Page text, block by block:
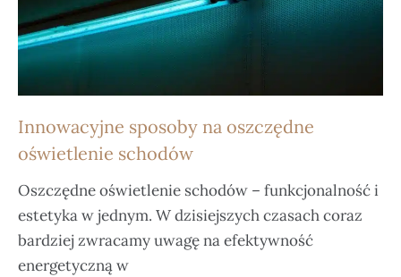
Innowacyjne sposoby na oszczędne
oświetlenie schodów
Oszczędne oświetlenie schodów – funkcjonalność i
estetyka w jednym. W dzisiejszych czasach coraz
bardziej zwracamy uwagę na efektywność
energetyczną w